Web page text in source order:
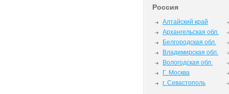
Россия
Алтайский край
Архангельская обл.
Белгородская обл.
Владимирская обл.
Вологодская обл.
Г. Москва
г. Севастополь